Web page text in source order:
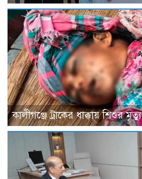
কালীগঞ্জে ট্রাকের ধাক্কায় শিশুর মৃত্যু